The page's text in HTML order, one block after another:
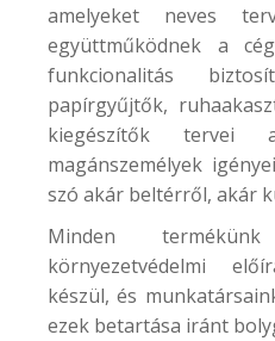
amelyeket neves
együttműködnek a
funkcionalitás
papírgyűjtők,
kiegészítők tervei
magánszemélyek
szó akár beltérről, akár
Minden
környezetvédelmi
készül, és
ezek betartása iránt